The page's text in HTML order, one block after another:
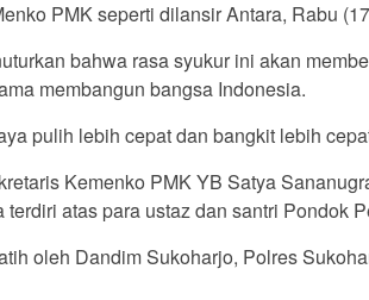
PMK seperti dilansir Antara, Rabu
bahwa rasa syukur ini akan
membangun bangsa Indonesia.
pulih lebih cepat dan bangkit lebih
Kemenko PMK YB Satya
terdiri atas para ustaz dan santri Pondok
oleh Dandim Sukoharjo, Polres